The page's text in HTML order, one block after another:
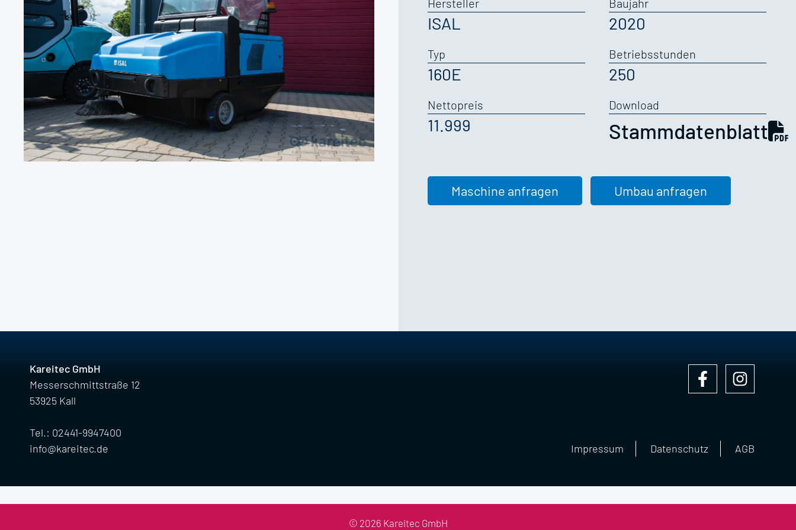
Hersteller
ISAL
Baujahr
2020
Typ
160E
Betriebsstunden
250
Nettopreis
11.999
Download
Stammdatenblatt
Maschine anfragen Umbau anfragen
Kareitec GmbH
Messerschmittstraße 12
53925 Kall
Tel.: 02441-9947400
info@kareitec.de
Impressum Datenschutz AGB
© 2026 Kareitec GmbH